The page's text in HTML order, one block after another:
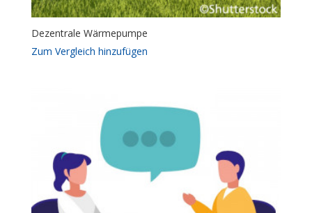
Dezentrale Wärmepumpe
Zum Vergleich hinzufügen